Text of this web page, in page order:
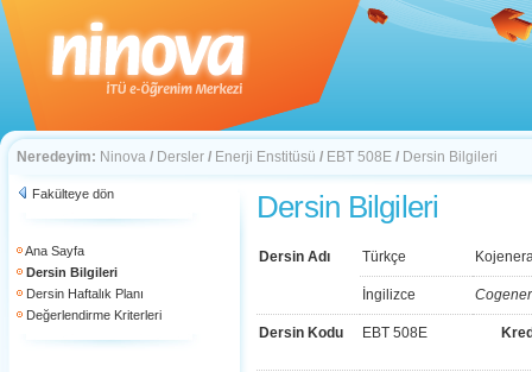
Neredeyim: Ninova / Dersler / Enerji Enstitüsü / EBT 508E / Dersin Bilgileri
Fakülteye dön
Ana Sayfa
Dersin Bilgileri
Dersin Haftalık Planı
Değerlendirme Kriterleri
Dersin Bilgileri
Dersin Adı Türkçe
İngilizce
Dersin Kodu EBT 508E